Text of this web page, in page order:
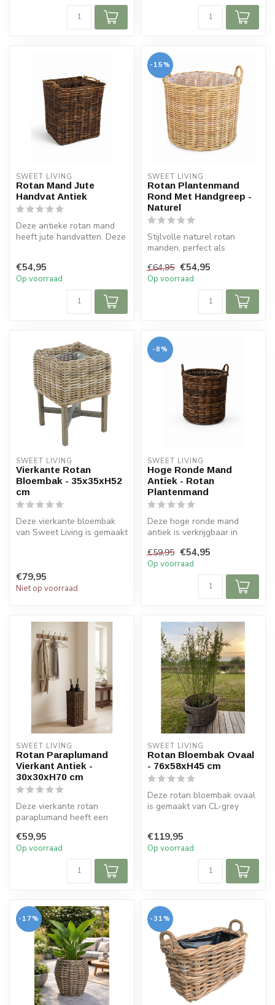
SWEET LIVING
Rotan Mand Jute
Handvat Antiek
Deze antieke rotan mand
heeft jute handvatten. Deze
€54,95
Op voorraad
-15%
SWEET LIVING
Rotan Plantenmand
Rond Met Handgreep -
Naturel
Stijlvolle naturel rotan
manden, perfect als
opbergma...
€64,95 €54,95
Op voorraad
SWEET LIVING
Vierkante Rotan
Bloembak - 35x35xH52
cm
Deze vierkante bloembak
van Sweet Living is gemaakt
€79,95
Niet op voorraad
-8%
SWEET LIVING
Hoge Ronde Mand
Antiek - Rotan
Plantenmand
Deze hoge ronde mand
antiek is verkrijgbaar in
ronde ...
€59,95 €54,95
Op voorraad
SWEET LIVING
Rotan Paraplumand
Vierkant Antiek -
30x30xH70 cm
Deze vierkante rotan
paraplumand heeft een
rotan mand...
€59,95
Op voorraad
SWEET LIVING
Rotan Bloembak Ovaal
- 76x58xH45 cm
Deze rotan bloembak ovaal
is gemaakt van CL-grey
€119,95
Op voorraad
-17% -31%